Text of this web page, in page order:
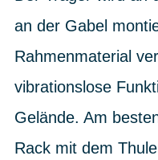
an der Gabel
Rahmenmaterial
vibrationslose
Gelände. Am
Rack mit dem